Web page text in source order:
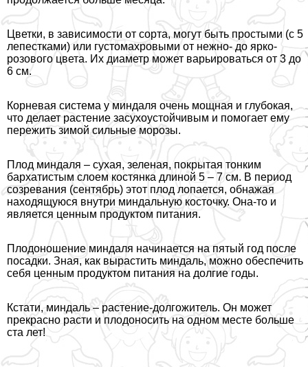
Цветки, в зависимости от сорта, могут быть простыми (с 5
лепестками) или густомахровыми от нежно- до ярко-
розового цвета. Их диаметр может варьироваться от 3 до
6 см.
Корневая система у миндаля очень мощная и глубокая,
что делает растение засухоустойчивым и помогает ему
пережить зимой сильные морозы.
Плод миндаля – сухая, зеленая, покрытая тонким
бархатистым слоем костянка длиной 5 – 7 см. В период
созревания (сентябрь) этот плод лопается, обнажая
находящуюся внутри миндальную косточку. Она-то и
является ценным продуктом питания.
Плодоношение миндаля начинается на пятый год после
посадки. Зная, как вырастить миндаль, можно обеспечить
себя ценным продуктом питания на долгие годы.
Кстати, миндаль – растение-долгожитель. Он может
прекрасно расти и плодоносить на одном месте больше
ста лет!